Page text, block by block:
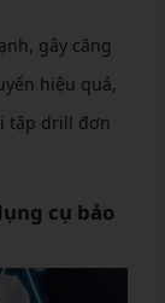
gây căng
hiệu quả,
tập drill đơn
cụ bảo